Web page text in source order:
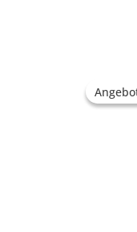
war:
€9,90